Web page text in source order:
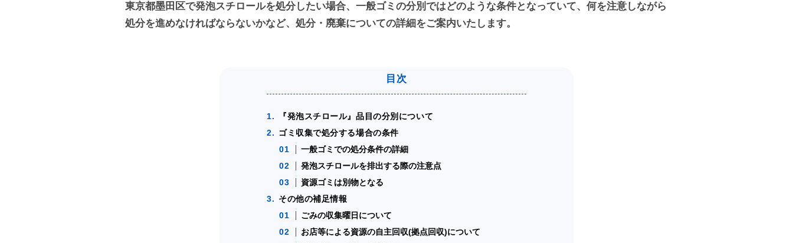
東京都墨田区で発泡スチロールを処分したい場合、一般ゴミの分別ではどのような条件となっていて、何を注意しながら
処分を進めなければならないかなど、処分・廃棄についての詳細をご案内いたします。
『発泡スチロール』品目の分別について
ゴミ収集で処分する場合の条件
一般ゴミでの処分条件の詳細
発泡スチロールを排出する際の注意点
資源ゴミは別物となる
その他の補足情報
ごみの収集曜日について
お店等による資源の自主回収(拠点回収)について